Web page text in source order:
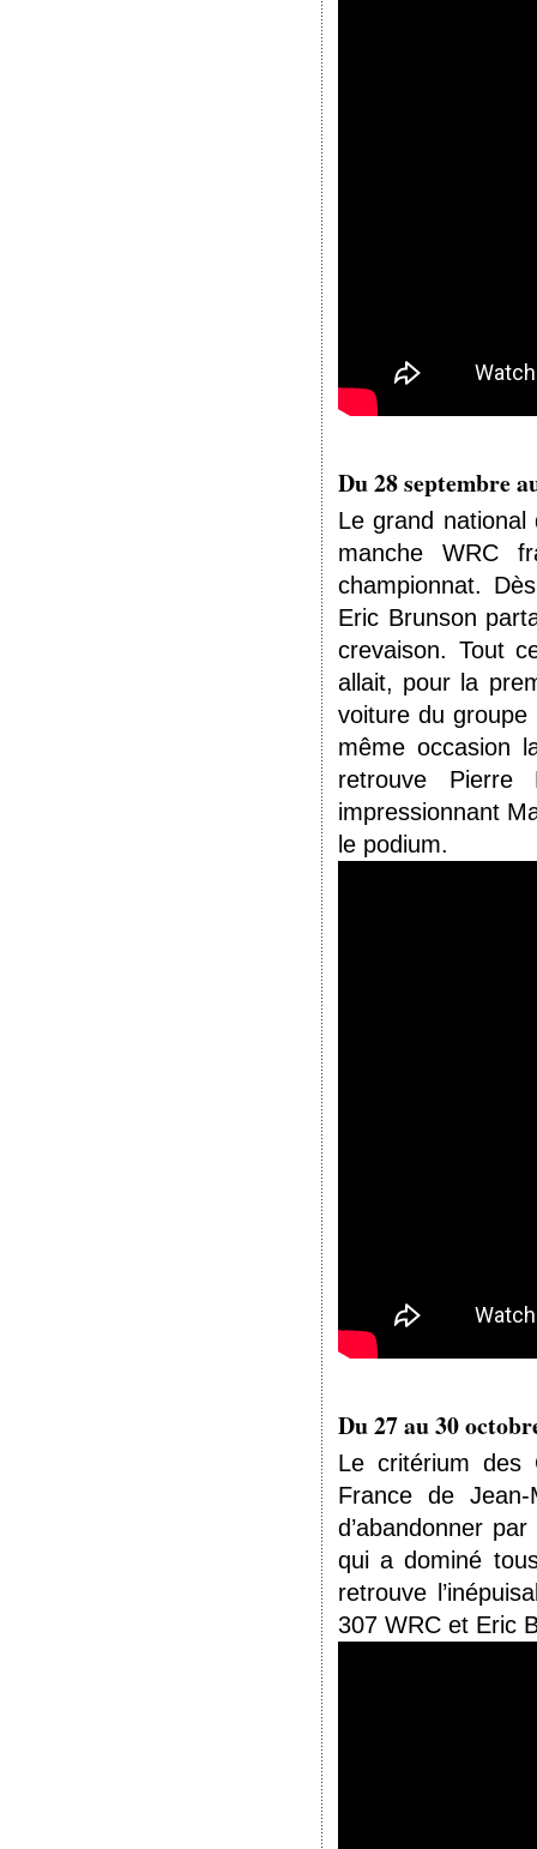
Du 28 septembre
Le grand
manche WRC
championnat.
Eric Brunson
crevaison. Tout
allait, pour la
voiture du groupe
même occasion
retrouve
impressionnant
le podium.
Du 27 au 30
Le critérium des
France de
d’abandonner
qui a dominé
retrouve
307 WRC et Eric